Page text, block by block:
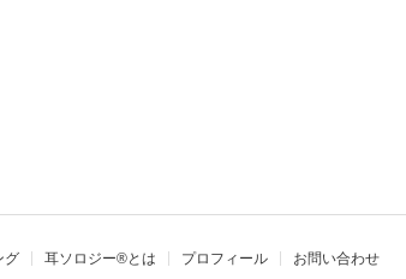
グ 耳ソロジー®とは プロフィール お問い合わせ